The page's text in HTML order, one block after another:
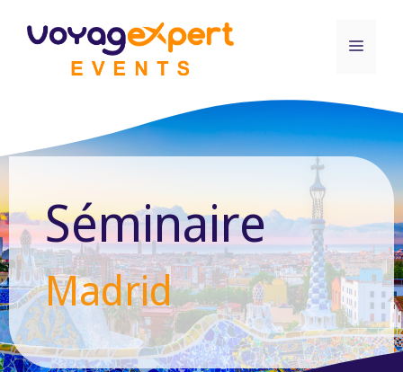
Menu
Séminaire
Madrid